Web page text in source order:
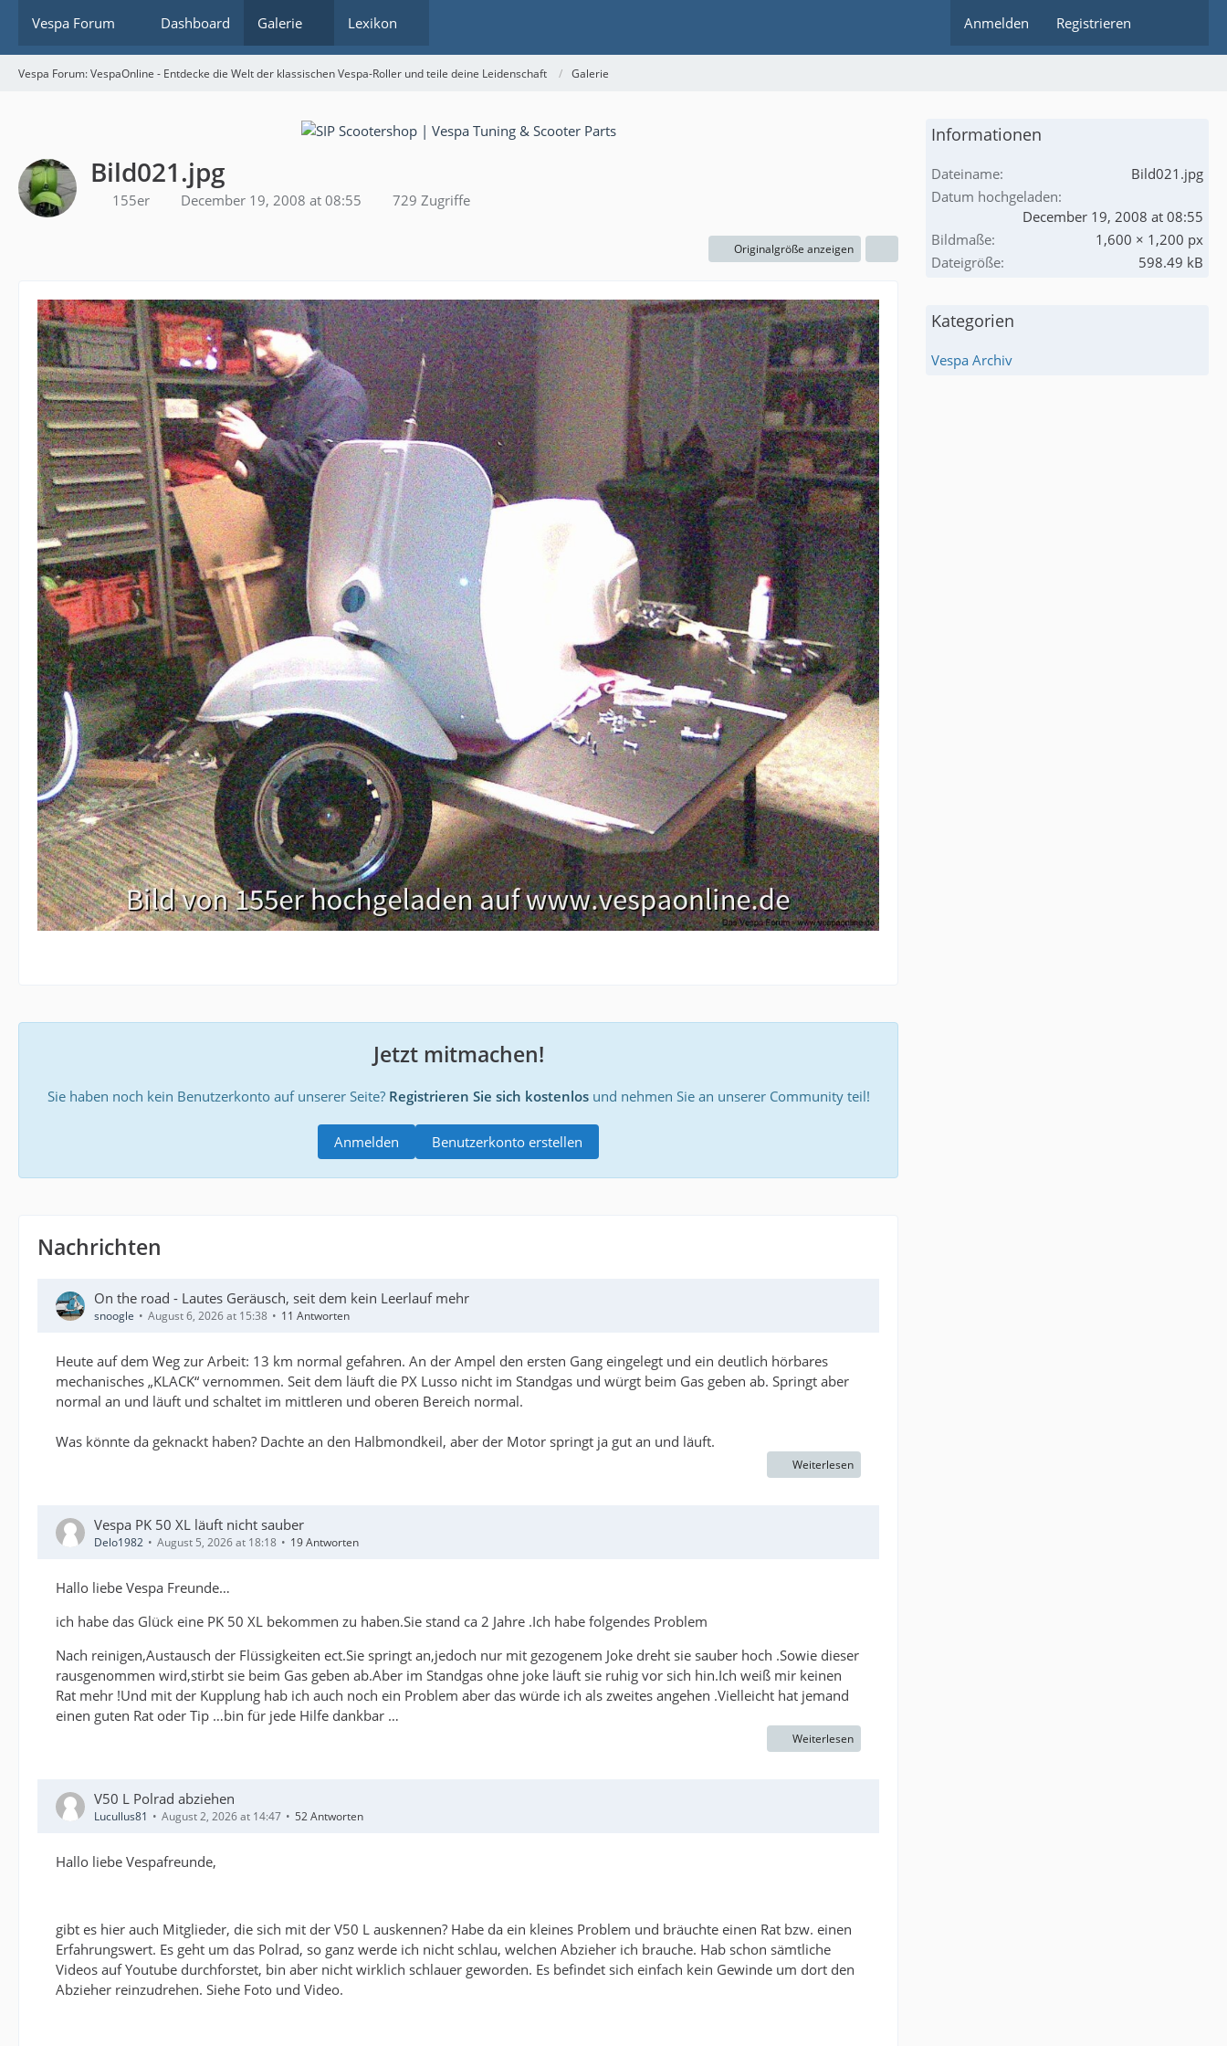
Vespa Forum Dashboard Galerie Lexikon Anmelden Registrieren
Vespa Forum: VespaOnline - Entdecke die Welt der klassischen Vespa-Roller und teile deine Leidenschaft Galerie
Bild021.jpg
155er December 19, 2008 at 08:55 729 Zugriffe
Originalgröße anzeigen
Jetzt mitmachen!
Sie haben noch kein Benutzerkonto auf unserer Seite? Registrieren Sie sich kostenlosund nehmen Sie an unserer Community teil!
Benutzerkonto erstellen
Anmelden
Nachrichten
On the road - Lautes Geräusch, seit dem kein Leerlauf mehr
snoogle August 6, 2026 at 15:38 11 Antworten
Heute auf dem Weg zur Arbeit: 13 km normal gefahren. An der Ampel den ersten Gang eingelegt und ein deutlich hörbares
mechanisches „KLACK“ vernommen. Seit dem läuft die PX Lusso nicht im Standgas und würgt beim Gas geben ab. Springt aber
normal an und läuft und schaltet im mittleren und oberen Bereich normal.
Was könnte da geknackt haben? Dachte an den Halbmondkeil, aber der Motor springt ja gut an und läuft.
Weiterlesen
Vespa PK 50 XL läuft nicht sauber
Delo1982 August 5, 2026 at 18:18 19 Antworten
Hallo liebe Vespa Freunde…
ich habe das Glück eine PK 50 XL bekommen zu haben.Sie stand ca 2 Jahre .Ich habe folgendes Problem
Nach reinigen,Austausch der Flüssigkeiten ect.Sie springt an,jedoch nur mit gezogenem Joke dreht sie sauber hoch .Sowie dieser
rausgenommen wird,stirbt sie beim Gas geben ab.Aber im Standgas ohne joke läuft sie ruhig vor sich hin.Ich weiß mir keinen
Rat mehr !Und mit der Kupplung hab ich auch noch ein Problem aber das würde ich als zweites angehen .Vielleicht hat jemand
einen guten Rat oder Tip …bin für jede Hilfe dankbar …
Weiterlesen
V50 L Polrad abziehen
Lucullus81 August 2, 2026 at 14:47 52 Antworten
Hallo liebe Vespafreunde,
gibt es hier auch Mitglieder, die sich mit der V50 L auskennen? Habe da ein kleines Problem und bräuchte einen Rat bzw. einen
Erfahrungswert. Es geht um das Polrad, so ganz werde ich nicht schlau, welchen Abzieher ich brauche. Hab schon sämtliche
Videos auf Youtube durchforstet, bin aber nicht wirklich schlauer geworden. Es befindet sich einfach kein Gewinde um dort den
Abzieher reinzudrehen. Siehe Foto und Video.
Informationen
Dateiname
Bild021.jpg
Datum hochgeladen
December 19, 2008 at 08:55
Bildmaße
1,600 × 1,200 px
Dateigröße
598.49 kB
Kategorien
Vespa Archiv